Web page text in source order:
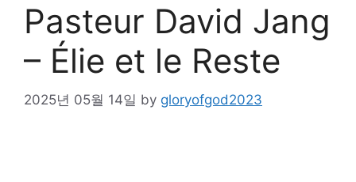
Pasteur David Jang
– Élie et le Reste
2025년 05월 14일 by gloryofgod2023